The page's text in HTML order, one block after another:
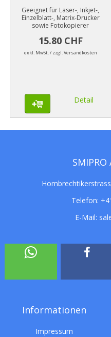
Geeignet für Laser-, Inkjet-,
Einzelblatt-, Matrix-Drucker
sowie Fotokopierer
15.80 CHF
exkl. MwSt. / zzgl. Versandkosten
Detail
Telefon:
E-Mail:
Informationen
Impressum